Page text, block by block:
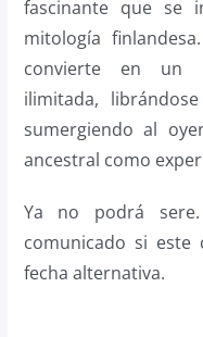
fascinante que se
mitología
convierte en un
ilimitada,
sumergiendo al
ancestral como
Ya no podrá
comunicado si este
fecha alternativa.